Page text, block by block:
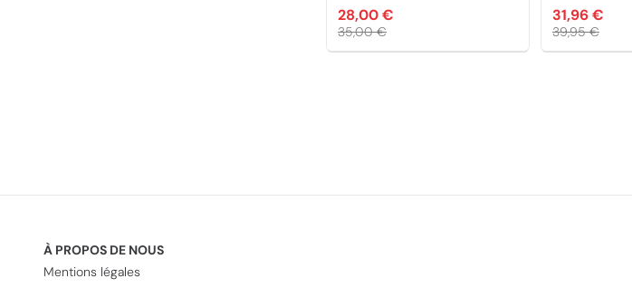
28,00 €
35,00 €
31,96 €
39,95 €
À PROPOS DE NOUS
Mentions légales